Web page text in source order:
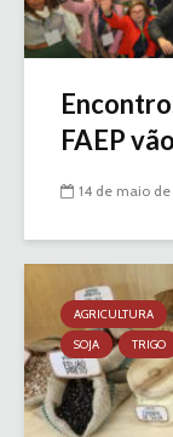
FAEP
14 de maio
AGRICULTURA
SOJA
TRIGO